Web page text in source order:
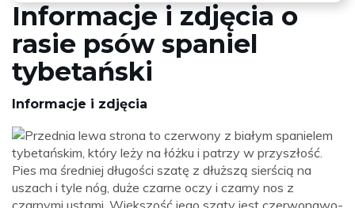
Informacje i zdjęcia o
rasie psów spaniel
tybetański
Informacje i zdjęcia